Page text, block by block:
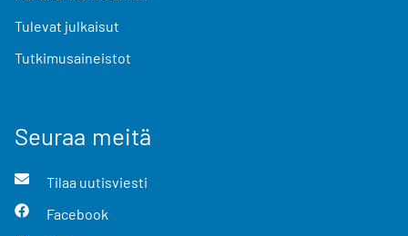
Tulevat julkaisut
Tutkimusaineistot
Seuraa meitä
Tilaa uutisviesti
Facebook